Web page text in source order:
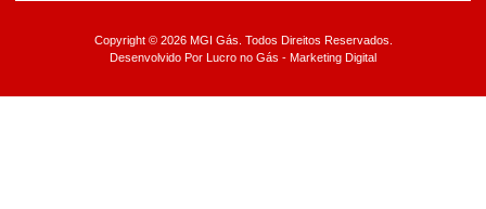
Copyright © 2026 MGI Gás. Todos Direitos Reservados.
Desenvolvido Por Lucro no Gás - Marketing Digital